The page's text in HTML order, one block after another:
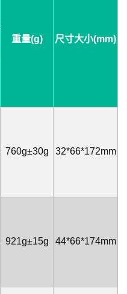
重量(g) 尺寸大小(mm)
760g±30g 32*66*172mm
921g±15g 44*66*174mm